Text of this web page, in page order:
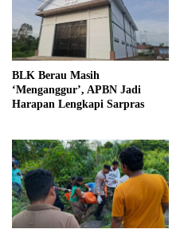
BLK Berau Masih
‘Menganggur’, APBN Jadi
Harapan Lengkapi Sarpras